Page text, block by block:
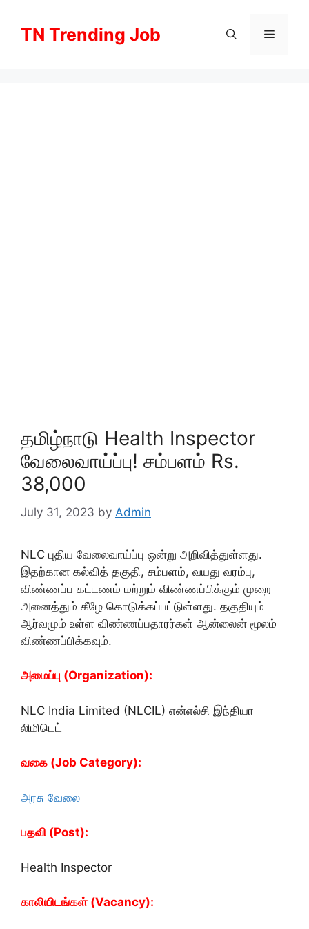
contentTN Trending Job Menu
தமிழ்நாடு Health Inspector
வேலைவாய்ப்பு! சம்பளம் Rs.
38,000
July 31, 2023 by Admin
NLC புதிய வேலைவாய்ப்பு ஒன்று அறிவித்துள்ளது.
இதற்கான கல்வித் தகுதி, சம்பளம், வயது வரம்பு,
விண்ணப்ப கட்டணம் மற்றும் விண்ணப்பிக்கும் முறை
அனைத்தும் கீழே கொடுக்கப்பட்டுள்ளது. தகுதியும்
ஆர்வமும் உள்ள விண்ணப்பதாரர்கள் ஆன்லைன் மூலம்
விண்ணப்பிக்கவும்.
அமைப்பு (Organization):
NLC India Limited (NLCIL) என்எல்சி இந்தியா
லிமிடெட்
வகை (Job Category):
அரசு வேலை
பதவி (Post):
Health Inspector
காலியிடங்கள் (Vacancy):